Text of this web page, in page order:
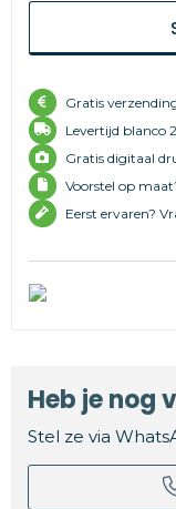
Gratis
Levertijd blanco
Gratis digitaal
Voorstel op
Eerst ervaren?
Heb je nog
Stel ze via